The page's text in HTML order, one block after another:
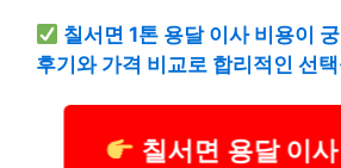
칠서면 1톤 용달 이사 비용이
후기와 가격 비교로 합리적인 선
칠서면 용달 이사